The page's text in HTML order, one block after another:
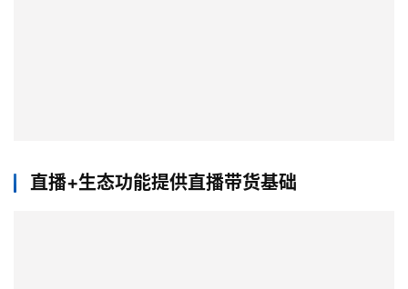
直播+生态功能提供直播带货基础